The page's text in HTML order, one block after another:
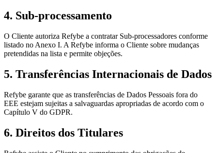
4. Sub-processamento
O Cliente autoriza Refybe a contratar Sub-processadores conforme
listado no Anexo I. A Refybe informa o Cliente sobre mudanças
pretendidas na lista e permite objeções.
5. Transferências Internacionais de Dados
Refybe garante que as transferências de Dados Pessoais fora do
EEE estejam sujeitas a salvaguardas apropriadas de acordo com o
Capítulo V do GDPR.
6. Direitos dos Titulares